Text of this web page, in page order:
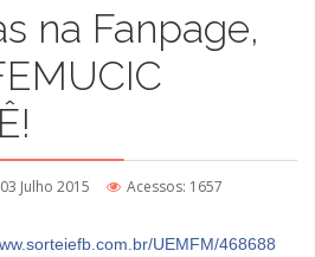
na Fanpage,
03 Julho 2015 Acessos: 1657
UEMFM/468688